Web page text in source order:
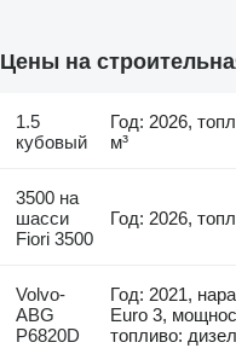
Цены на
1.5
кубовый
Год: 2026,
м³
3500 на
шасси
Fiori 3500
Год: 2026,
Volvo-
ABG
P6820D
Год: 2021,
Euro 3,
топливо: